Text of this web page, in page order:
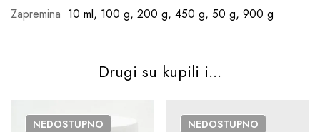
Zapremina 10 ml, 100 g, 200 g, 450 g, 50 g, 900 g
Drugi su kupili i...
NEDOSTUPNO NEDOSTUPNO